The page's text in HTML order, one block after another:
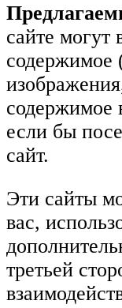
сайте могут
содержимое
содержимое
если бы
сайт.
Эти сайты
вас,
третьей